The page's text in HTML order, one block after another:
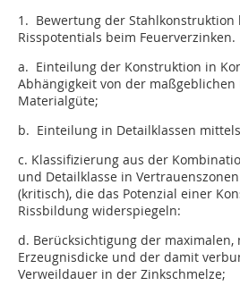
1. Bewertung der Stahlkonstruktion
Risspotentials beim Feuerverzinken.
a. Einteilung der Konstruktion in
Abhängigkeit von der
Materialgüte;
b. Einteilung in Detailklassen
c. Klassifizierung aus der
und Detailklasse in
(kritisch), die das Potenzial einer
Rissbildung widerspiegeln:
d. Berücksichtigung der maximalen,
Erzeugnisdicke und der damit
Verweildauer in der Zinkschmelze;